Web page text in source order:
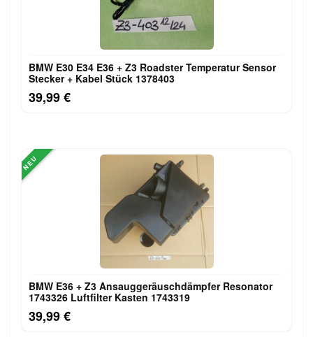
BMW E30 E34 E36 + Z3 Roadster Temperatur Sensor
Stecker + Kabel Stück 1378403
39,99 €
NEU
BMW E36 + Z3 Ansauggeräuschdämpfer Resonator
1743326 Luftfilter Kasten 1743319
39,99 €